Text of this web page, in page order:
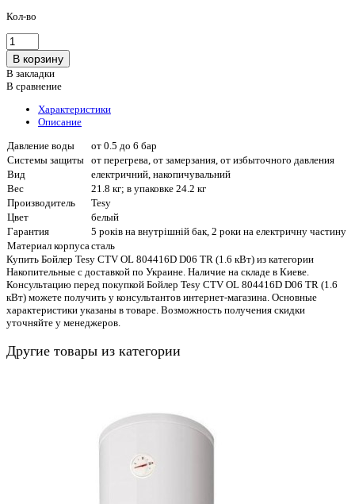
Кол-во
В закладки
В сравнение
Характеристики
Описание
Давление воды
от 0.5 до 6 бар
Системы защиты от перегрева, от замерзания, от избыточного давления
Вид
електричний, накопичувальний
Вес
21.8 кг; в упаковке 24.2 кг
Производитель
Tesy
Цвет
белый
Гарантия
5 років на внутрішній бак, 2 роки на електричну частину
Материал корпуса сталь
Купить Бойлер Tesy CTV OL 804416D D06 TR (1.6 кВт) из категории
Накопительные с доставкой по Украине. Наличие на складе в Киеве.
Консультацию перед покупкой Бойлер Tesy CTV OL 804416D D06 TR (1.6
кВт) можете получить у консультантов интернет-магазина. Основные
характеристики указаны в товаре. Возможность получения скидки
уточняйте у менеджеров.
Другие товары из категории